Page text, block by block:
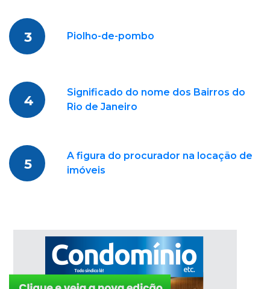
3 Piolho-de-pombo
4
Significado do nome dos Bairros do
Rio de Janeiro
5
A figura do procurador na locação de
imóveis